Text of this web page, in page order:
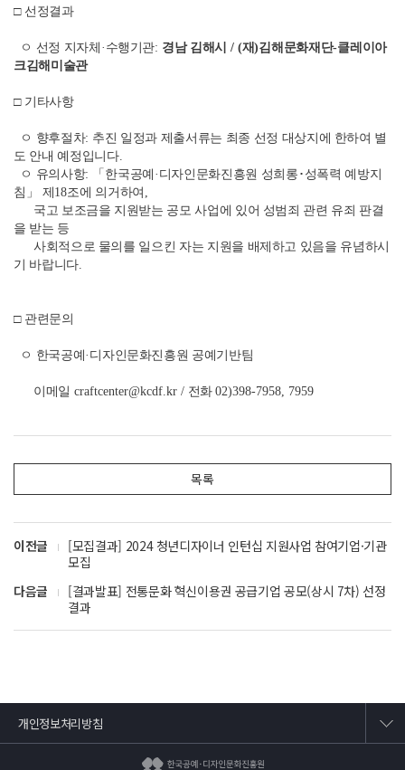
□ 선정결과
ㅇ 선정 지자체 · 수행기관: 경남 김해시 / (재)김해문화재단-클레이아
크김해미술관
□ 기타사항
ㅇ 향후절차: 추진 일정과 제출서류는 최종 선정 대상지에 한하여 별
도 안내 예정입니다.
ㅇ 유의사항: 「 한국공예 · 디자인문화진흥원 성희롱 ･ 성폭력 예방지
침 」 제 18조에 의거하여 ,
국고 보조금을 지원받는 공모 사업에 있어 성범죄 관련 유죄 판결
을 받는 등
사회적으로 물의를 일으킨 자는 지원을 배제하고 있음을 유념하시
기 바랍니다.
□ 관련문의
ㅇ 한국공예 · 디자인문화진흥원 공예기반팀
이메일 craftcenter@kcdf.kr / 전화02)398-7958, 7959
목록
이전글
[모집결과] 2024 청년디자이너 인턴십 지원사업 참여기업·기관
모집
다음글
[결과발표] 전통문화 혁신이용권 공급기업 공모(상시 7차) 선정
결과
개인정보처리방침